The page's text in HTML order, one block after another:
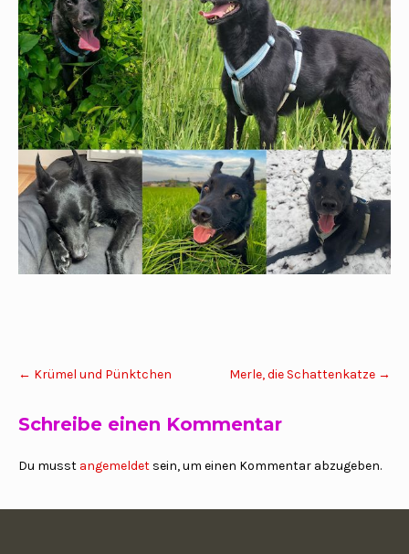
navigation
← Krümel und Pünktchen Merle, die Schattenkatze →
Schreibe einen Kommentar
Du musst angemeldet sein, um einen Kommentar abzugeben.